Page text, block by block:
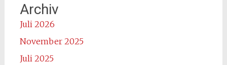
Archiv
Juli 2026
November 2025
Juli 2025